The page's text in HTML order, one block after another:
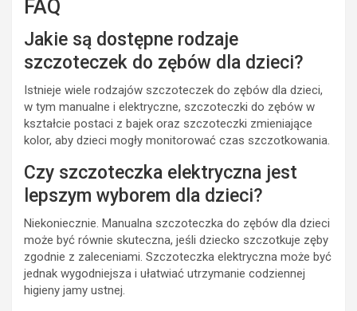
FAQ
Jakie są dostępne rodzaje
szczoteczek do zębów dla dzieci?
Istnieje wiele rodzajów szczoteczek do zębów dla dzieci,
w tym manualne i elektryczne, szczoteczki do zębów w
kształcie postaci z bajek oraz szczoteczki zmieniające
kolor, aby dzieci mogły monitorować czas szczotkowania.
Czy szczoteczka elektryczna jest
lepszym wyborem dla dzieci?
Niekoniecznie. Manualna szczoteczka do zębów dla dzieci
może być równie skuteczna, jeśli dziecko szczotkuje zęby
zgodnie z zaleceniami. Szczoteczka elektryczna może być
jednak wygodniejsza i ułatwiać utrzymanie codziennej
higieny jamy ustnej.